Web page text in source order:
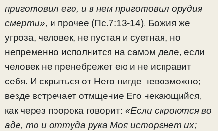
приготовил его, и в нем приготовил орудия
смерти», и прочее (Пс.7:13-14). Божия же
угроза, человек, не пустая и суетная, но
непременно исполнится на самом деле, если
человек не пренебрежет ею и не исправит
себя. И скрыться от Него нигде невозможно;
везде встречает отмщение Его некающийся,
как через пророка говорит: «Если скроются во
аде, то и оттуда рука Моя исторгнет их;